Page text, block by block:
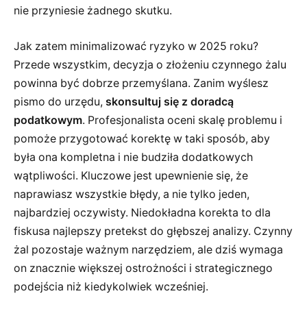
nie przyniesie żadnego skutku.
Jak zatem minimalizować ryzyko w 2025 roku?
Przede wszystkim, decyzja o złożeniu czynnego żalu
powinna być dobrze przemyślana. Zanim wyślesz
pismo do urzędu, skonsultuj się z doradcą
podatkowym. Profesjonalista oceni skalę problemu i
pomoże przygotować korektę w taki sposób, aby
była ona kompletna i nie budziła dodatkowych
wątpliwości. Kluczowe jest upewnienie się, że
naprawiasz wszystkie błędy, a nie tylko jeden,
najbardziej oczywisty. Niedokładna korekta to dla
fiskusa najlepszy pretekst do głębszej analizy. Czynny
żal pozostaje ważnym narzędziem, ale dziś wymaga
on znacznie większej ostrożności i strategicznego
podejścia niż kiedykolwiek wcześniej.